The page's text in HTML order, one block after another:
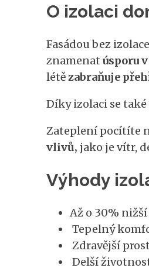
O izolaci
Fasádou bez
znamenat úsporu
létězabraňuje
Díky izolaci se
Zateplení pocítíte
vlivů, jako je vítr,
Výhody
Až o 30%
Tepelný
Zdravější
Delší